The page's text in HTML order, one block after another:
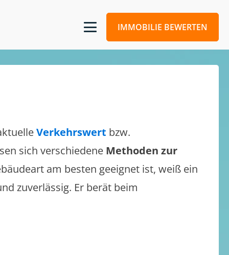
IMMOBILIE BEWERTEN
Verkehrswert bzw.
sich verschiedene Methoden zur
am besten geeignet ist, weiß ein
zuverlässig. Er berät beim